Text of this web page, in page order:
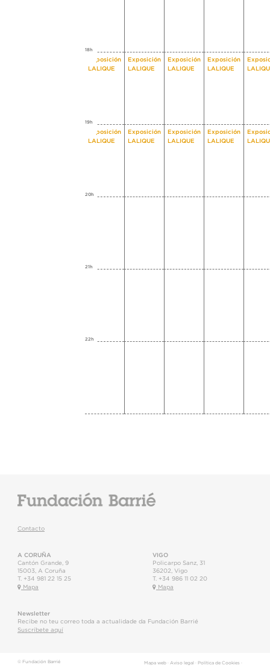
18h
Exposición
LALIQUE
Exposición
LALIQUE
Exposición
LALIQUE
Exposición
LALIQUE
19h
Exposición
LALIQUE
Exposición
LALIQUE
Exposición
LALIQUE
Exposición
LALIQUE
20h
21h
22h
Contacto
A CORUÑA
Cantón Grande, 9
15003
A Coruña
T. +34 981 22 15 25
Mapa
VIGO
Policarpo Sanz, 31
36202 Vigo
T. +34 986 11 02 20
Mapa
Newsletter
Recibe no teu correo toda a actualidade da Fundación Barrié
Suscríbete aquí
© Fundación Barrié Mapa web· Aviso legal · Política de Cookies ·